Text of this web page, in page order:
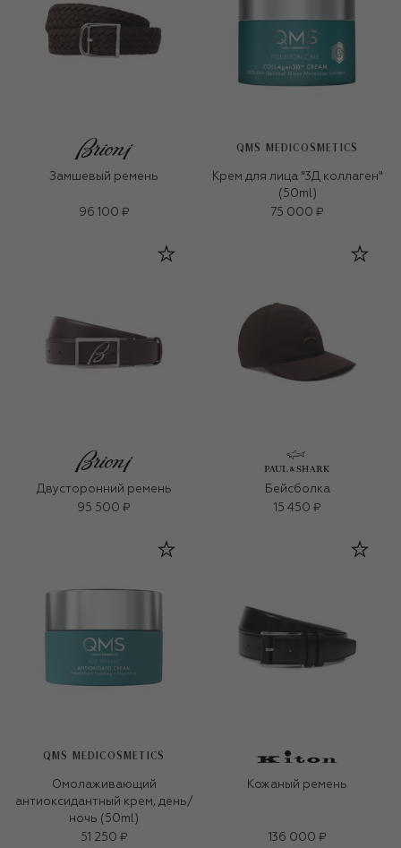
Замшевый ремень
96 100 ₽
QMS MEDICOSMETICS
Крем для лица "3Д коллаген"
(50ml)
75 000 ₽
Двусторонний ремень
95 500 ₽
Бейсболка
15 450 ₽
QMS MEDICOSMETICS
Омолаживающий
антиоксидантный крем, день/
ночь (50ml)
51 250 ₽
Кожаный ремень
136 000 ₽